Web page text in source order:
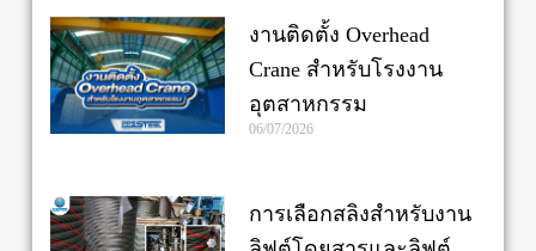
งานติดตั้ง Overhead
Crane สำหรับโรงงาน
อุตสาหกรรม
06/07/2026
การเลือกสลิงสำหรับงาน